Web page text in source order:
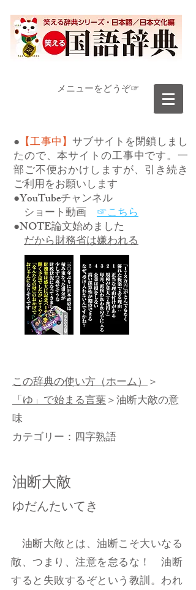
​メニューをどうぞ☞
● 【工事中】サブサイトを閉鎖しまし
たので、本サイトの工事中です。一
部ご不便おかけしますが、引き続き
ご利用をお願いします
●YouTubeチャンネル
ショート動画 ☞こちら
●NOTE論文始めました
だから財務省は嫌われる
この辞典の使い方（ホーム）＞
「ゆ」で始まる言葉＞油断大敵の意
味
カテゴリー： 四字熟語
油断大敵
ゆだんたいてき
油断大敵とは、油断こそ大いなる
敵、つまり、注意を怠るな！ 油断
すると失敗するぞという教訓。われ